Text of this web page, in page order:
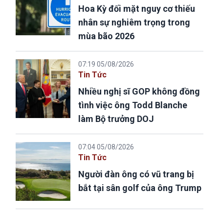
Hoa Kỳ đối mặt nguy cơ thiếu
nhân sự nghiêm trọng trong
mùa bão 2026
07:19 05/08/2026
Tin Tức
Nhiều nghị sĩ GOP không đồng
tình việc ông Todd Blanche
làm Bộ trưởng DOJ
07:04 05/08/2026
Tin Tức
Người đàn ông có vũ trang bị
bắt tại sân golf của ông Trump